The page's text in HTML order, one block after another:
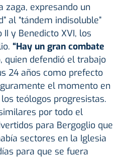
zaga, expresando un
al “tándem indisoluble”
y Benedicto XVI, los
“Hay un gran combate
quien defendió el trabajo
24 años como prefecto
el momento en
teólogos progresistas.
por todo el
para Bergoglio que
sectores en la Iglesia
para que se fuera